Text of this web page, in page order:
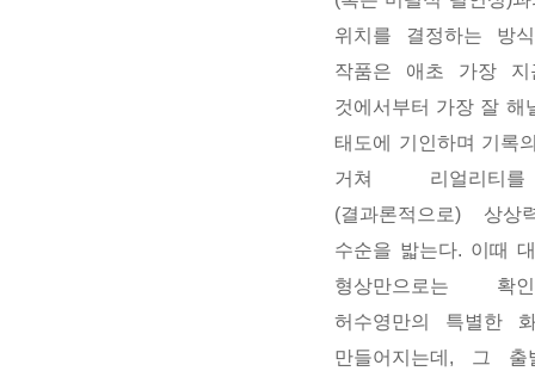
위치를 결정하는 방
작품은 애초 가장 지
것에서부터 가장 잘 해
태도에 기인하며 기록
거쳐 리얼리티
(결과론적으로) 상상
수순을 밟는다. 이때
형상만으로는 확
허수영만의 특별한
만들어지는데, 그